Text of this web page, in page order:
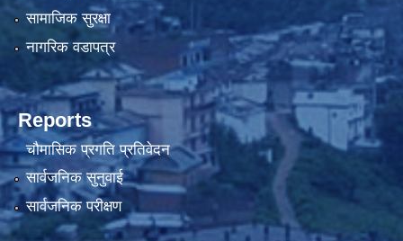
सामाजिक सुरक्षा
नागरिक वडापत्र
Reports
चौमासिक प्रगति प्रतिवेदन
सार्वजनिक सुनुवाई
सार्वजनिक परीक्षण